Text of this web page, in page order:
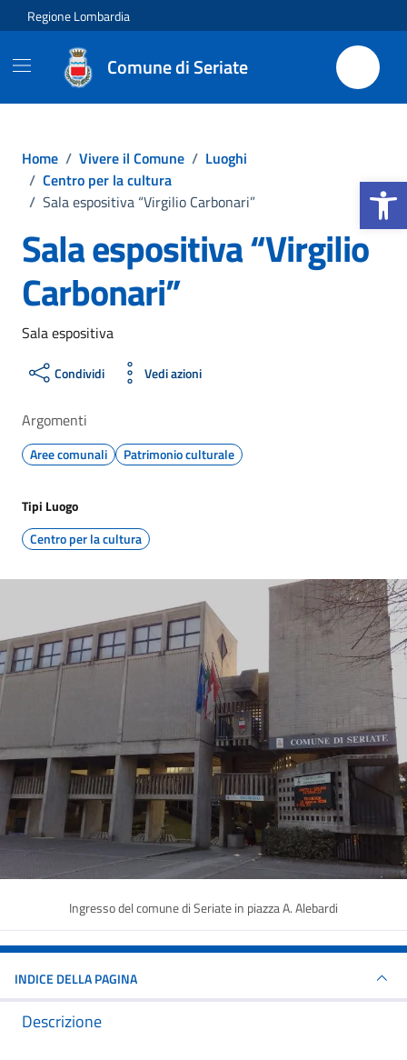
Apri la
Vai ai contenuti
Vai al footer
Regione Lombardia
Comune di Seriate
Home / Vivere il Comune / Luoghi
/ Centro per la cultura
/ Sala espositiva “Virgilio Carbonari”
Sala espositiva “Virgilio
Carbonari”
Sala espositiva
Condividi Vedi azioni
Argomenti
Aree comunali Patrimonio culturale
Tipi Luogo
Centro per la cultura
Ingresso del comune di Seriate in piazza A. Alebardi
INDICE DELLA PAGINA
Descrizione